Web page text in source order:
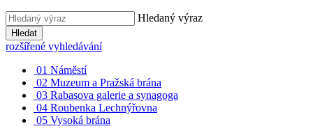
Hledaný výraz
Hledat
rozšířené vyhledávání
01 Náměstí
02 Muzeum a Pražská brána
03 Rabasova galerie a synagoga
04 Roubenka Lechnýřovna
05 Vysoká brána